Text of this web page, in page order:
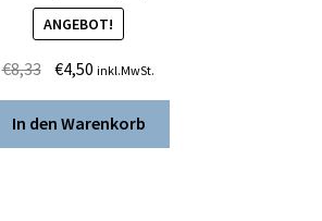
ANGEBOT!
€8,33 Ursprünglicher
war:
€8,33
€4,50 Aktueller
ist:
€4,50.
inkl.MwSt.
In den Warenkorb